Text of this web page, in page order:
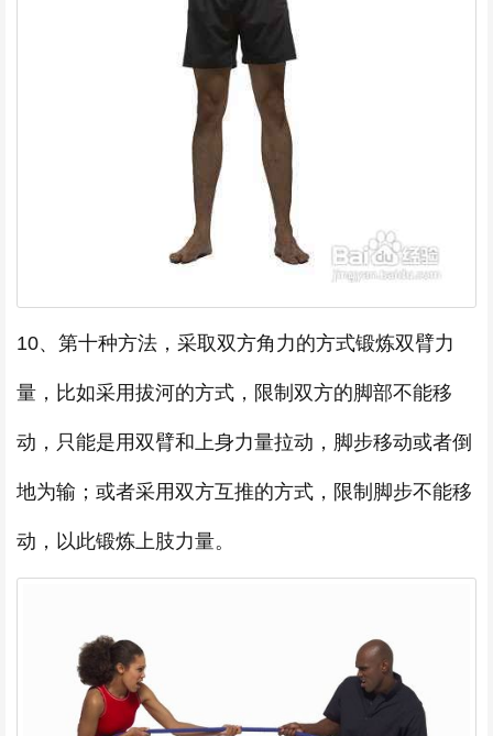
10、第十种方法，采取双方角力的方式锻炼双臂力
量，比如采用拔河的方式，限制双方的脚部不能移
动，只能是用双臂和上身力量拉动，脚步移动或者倒
地为输；或者采用双方互推的方式，限制脚步不能移
动，以此锻炼上肢力量。